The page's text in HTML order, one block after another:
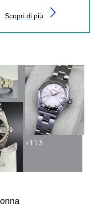
Scopri di più
+113